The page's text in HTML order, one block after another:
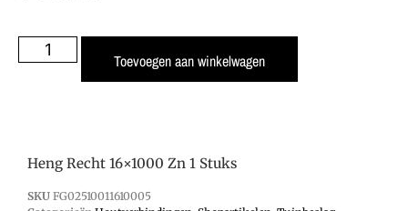
Toevoegen aan winkelwagen
Heng Recht 16×1000 Zn 1 Stuks
SKU FG02510011610005